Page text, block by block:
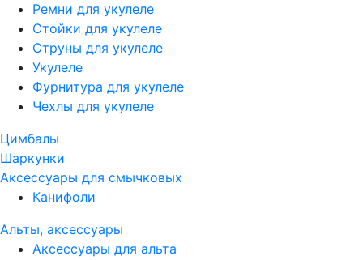
Ремни для укулеле
Стойки для укулеле
Струны для укулеле
Укулеле
Фурнитура для укулеле
Чехлы для укулеле
Цимбалы
Шаркунки
Аксессуары для смычковых
Канифоли
Альты, аксессуары
Аксессуары для альта